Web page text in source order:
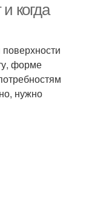
когда
форме
нужно